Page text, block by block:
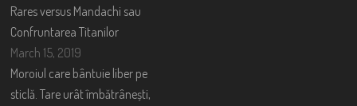
Rares versus Mandachi sau
Confruntarea Titanilor
March 15, 2019
Moroiul care bântuie liber pe
sticlă. Tare urât îmbătrânești,